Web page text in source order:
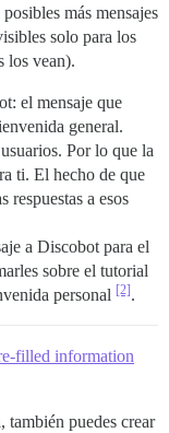
más mensajes
solo para los
los vean).
el mensaje que
general.
Por lo que la
ti. El hecho de que
respuestas a esos
a Discobot para el
sobre el tutorial
personal [2] .
filled information
también puedes crear